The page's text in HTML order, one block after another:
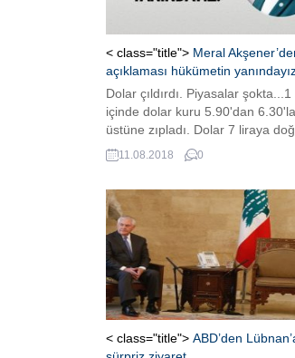
< class="title"> Meral
açıklaması hükümetin
Dolar çıldırdı. Piyasalar
içinde dolar kuru 5.90'dan
üstüne zıpladı. Dolar 7 liraya
giderken İYİ Parti Genel Başkanı
Akşener'den son dakika bir
milletimiz adına hükümetimizin
yanındayız" dedi.
11.08.2018 0
< class="title"> ABD’den